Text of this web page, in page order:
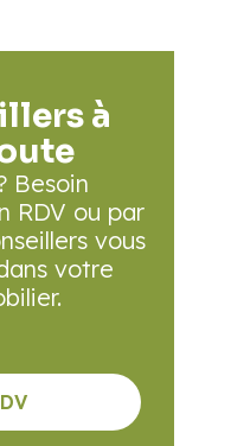
à
Besoin
RDV ou par
vous
votre